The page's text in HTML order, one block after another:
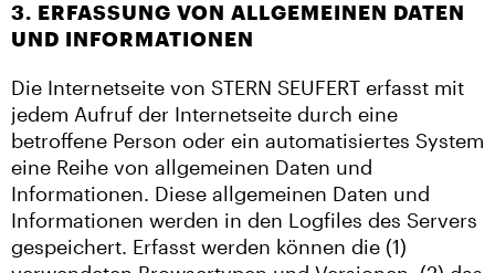
3. ERFASSUNG VON ALLGEMEINEN DATEN
UND INFORMATIONEN
Die Internetseite von STERN SEUFERT erfasst mit
jedem Aufruf der Internetseite durch eine
betroffene Person oder ein automatisiertes System
eine Reihe von allgemeinen Daten und
Informationen. Diese allgemeinen Daten und
Informationen werden in den Logfiles des Servers
gespeichert. Erfasst werden können die (1)